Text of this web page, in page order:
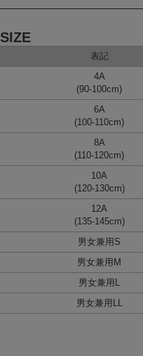
SIZE
表記
4A
(90-100cm)
6A
(100-110cm)
8A
(110-120cm)
10A
(120-130cm)
12A
(135-145cm)
男女兼用S
男女兼用M
男女兼用L
男女兼用LL